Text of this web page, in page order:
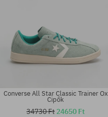
Converse All Star Classic Trainer Ox
Cipők
34730 Ft 24650 Ft